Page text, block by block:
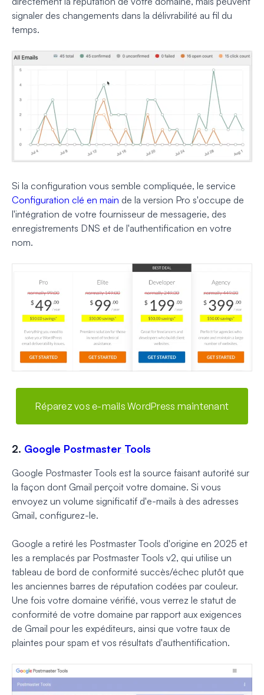
signaler des changements dans la délivrabilité au fil du
temps.
Si la configuration vous semble compliquée, le service
Configuration clé en main de la version Pro s'occupe de
l'intégration de votre fournisseur de messagerie, des
enregistrements DNS et de l'authentification en votre
nom.
Réparez vos e-mails WordPress maintenant
2. Google Postmaster Tools
Google Postmaster Tools est la source faisant autorité sur
la façon dont Gmail perçoit votre domaine. Si vous
envoyez un volume significatif d'e-mails à des adresses
Gmail, configurez-le.
Google a retiré les Postmaster Tools d'origine en 2025 et
les a remplacés par Postmaster Tools v2, qui utilise un
tableau de bord de conformité succès/échec plutôt que
les anciennes barres de réputation codées par couleur.
Une fois votre domaine vérifié, vous verrez le statut de
conformité de votre domaine par rapport aux exigences
de Gmail pour les expéditeurs, ainsi que votre taux de
plaintes pour spam et vos résultats d'authentification.